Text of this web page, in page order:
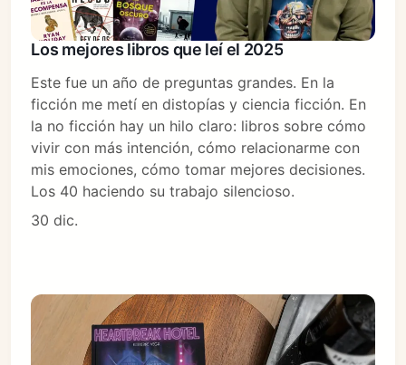
Los mejores libros que leí el 2025
Este fue un año de preguntas grandes. En la
ficción me metí en distopías y ciencia ficción. En
la no ficción hay un hilo claro: libros sobre cómo
vivir con más intención, cómo relacionarme con
mis emociones, cómo tomar mejores decisiones.
Los 40 haciendo su trabajo silencioso.
30 dic.